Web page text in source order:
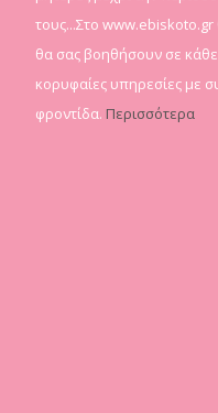
τους...Στο www.ebiskoto.gr
θα σας βοηθήσουν σε
κορυφαίες υπηρεσίες με
φροντίδα. Περισσότερα